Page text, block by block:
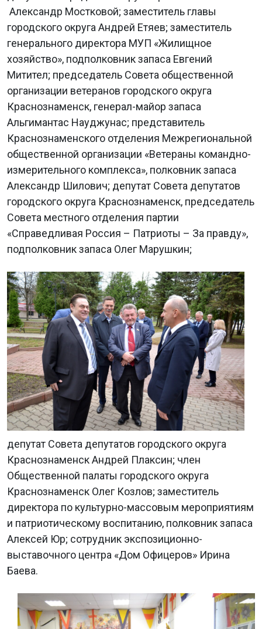
Александр Мостковой; заместитель главы
городского округа Андрей Етяев; заместитель
генерального директора МУП «Жилищное
хозяйство», подполковник запаса Евгений
Митител; председатель Совета общественной
организации ветеранов городского округа
Краснознаменск, генерал-майор запаса
Альгимантас Науджунас; представитель
Краснознаменского отделения Межрегиональной
общественной организации «Ветераны командно-
измерительного комплекса», полковник запаса
Александр Шилович; депутат Совета депутатов
городского округа Краснознаменск, председатель
Совета местного отделения партии
«Справедливая Россия – Патриоты – За правду»,
подполковник запаса Олег Марушкин;
депутат Совета депутатов городского округа
Краснознаменск Андрей Плаксин; член
Общественной палаты городского округа
Краснознаменск Олег Козлов; заместитель
директора по культурно-массовым мероприятиям
и патриотическому воспитанию, полковник запаса
Алексей Юр; сотрудник экспозиционно-
выставочного центра «Дом Офицеров» Ирина
Баева.